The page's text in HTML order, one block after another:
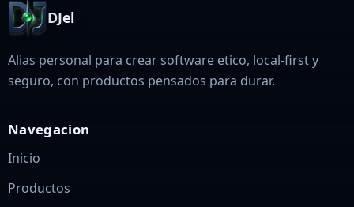
DJel
Alias personal para crear software etico, local-first y
seguro, con productos pensados para durar.
Navegacion
Inicio
Productos